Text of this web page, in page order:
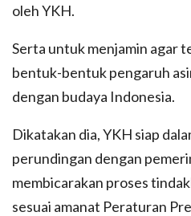
oleh YKH.
Serta untuk menjamin agar
bentuk-bentuk pengaruh
dengan budaya Indonesia.
Dikatakan dia, YKH siap
perundingan dengan
membicarakan proses
sesuai amanat Peraturan